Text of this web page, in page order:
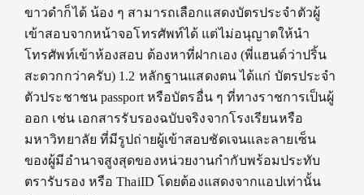
ขาวดำก็ได้ น้อง ๆ สามารถเลือกแสดงบัตรประจำตัวผู้
เข้าสอบจากหน้าจอโทรศัพท์ได้ แต่ไม่อนุญาตให้นำ
โทรศัพท์เข้าห้องสอบ ต้องหาที่ฝากเอง (พี่แฮนด์ว่าปริ้น
สะดวกกว่าครับ) 1.2 หลักฐานแสดงตน ได้แก่ บัตรประจำ
ตัวประชาชน passport หรือบัตรอื่น ๆ ที่ทางราชการเป็นผู้
ออก เช่น เอกสารรับรองฉบับจริงจากโรงเรียนหรือ
มหาวิทยาลัย ที่มีรูปถ่ายผู้เข้าสอบชัดเจนและลายเซ็น
ของผู้มีอำนาจสูงสุดของหน่วยงานกำกับพร้อมประทับ
ตรารับรอง หรือ ThaiID โดยต้องแสดงจากแอปเท่านั้น